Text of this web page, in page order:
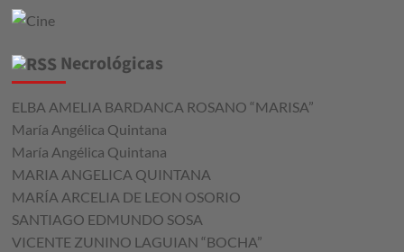
Necrológicas
ELBA AMELIA BARDANCA ROSANO “MARISA”
María Angélica Quintana
María Angélica Quintana
MARIA ANGELICA QUINTANA
MARÍA ARCELIA DE LEON OSORIO
SANTIAGO EDMUNDO SOSA
VICENTE ZUNINO LAGUIAN “BOCHA”